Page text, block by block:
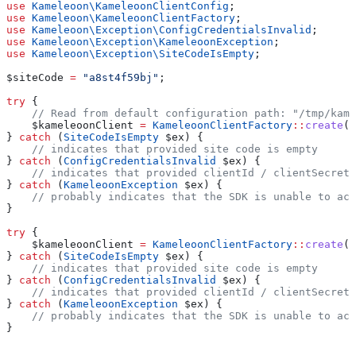
use Kameleoon\KameleoonClientConfig ;
use Kameleoon\KameleoonClientFactory ;
use Kameleoon\Exception\ConfigCredentialsInvalid ;
use Kameleoon\Exception\KameleoonException ;
use Kameleoon\Exception\ SiteCodeIsEmpty ;
$siteCode = "a8st4f59bj" ;
try {
// Read from default configuration path: "/tmp/
    $kameleoonClient
= KameleoonClientFactory :: create (
} catch ( SiteCodeIsEmpty $ex ) {
    // indicates that provided site code is empty
} catch ( ConfigCredentialsInvalid $ex ) {
// indicates that provided clientId / clientSecret
} catch ( KameleoonException $ex ) {
// probably indicates that the SDK is unable to
}
try {
    $kameleoonClient
= KameleoonClientFactory :: create (
} catch ( SiteCodeIsEmpty $ex ) {
    // indicates that provided site code is empty
} catch ( ConfigCredentialsInvalid $ex ) {
// indicates that provided clientId / clientSecret
} catch ( KameleoonException $ex ) {
// probably indicates that the SDK is unable to
}